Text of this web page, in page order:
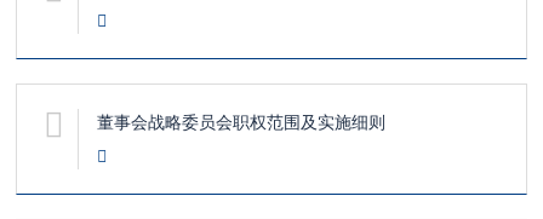
董事会战略委员会职权范围及实施细则